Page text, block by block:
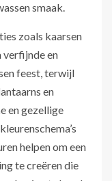
smaak.
zoals kaarsen
verfijnde en
feest, terwijl
en
en gezellige
helpen om een
te creëren die